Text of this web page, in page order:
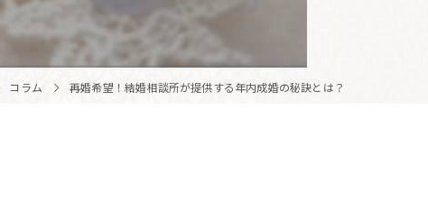
コラム 再婚希望！結婚相談所が提供する年内成婚の秘訣とは？